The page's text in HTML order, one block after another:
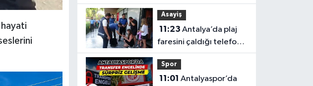
hayati
ailelerin sorununa
çözüm arıyor
Asayiş
11:23
faresini çaldığı telefon
ele verdi
Spor
11:01